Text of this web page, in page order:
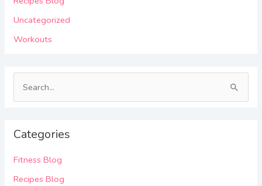
Uncategorized
Workouts
e
r
c
h
Categories
Fitness Blog
Recipes Blog